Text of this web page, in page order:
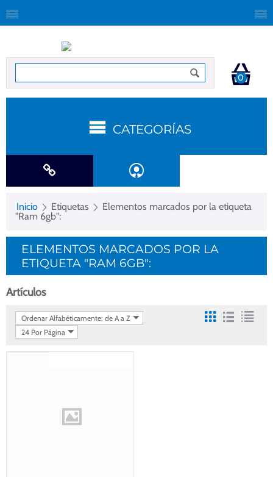
0
CATEGORÍAS
Inicio Etiquetas
Elementos marcados por la etiqueta
"Ram 6gb":
ELEMENTOS MARCADOS POR LA
ETIQUETA "RAM 6GB":
Artículos
Ordenar Alfabéticamente: de A a Z
24 Por Página